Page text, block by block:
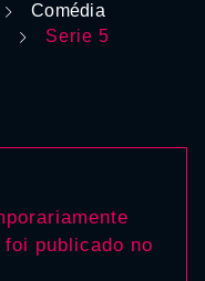
Comédia
Serie 5
publicado no